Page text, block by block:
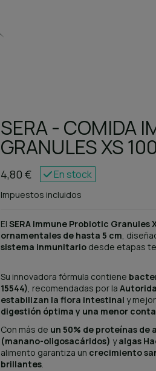
SERA - COMIDA
GRANULES XS
4,80 € En stock
Impuestos incluidos
El SERA Immune Probiotic Granules
ornamentales de hasta 5 cm ,
sistema inmunitariodesde etapas
Su innovadora fórmula contiene
15544), recomendadas por la
estabilizan la flora intestinal y
digestión óptima y una menor
Con más de un 50% de proteínas de
(manano-oligosacáridos) yalgas
alimento garantiza un crecimiento
brillantes.